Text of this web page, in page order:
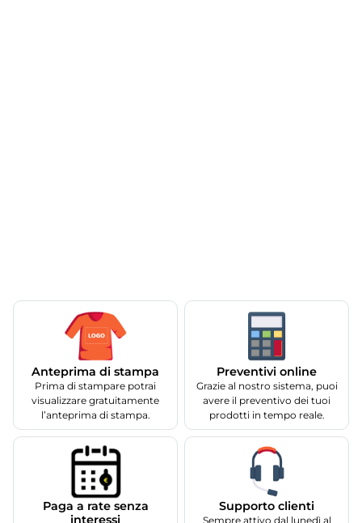
Anteprima di stampa
Prima di stampare potrai
visualizzare gratuitamente
l’anteprima di stampa.
Preventivi online
Grazie al nostro sistema, puoi
avere il preventivo dei tuoi
prodotti in tempo reale.
Paga a rate senza
Supporto clienti
Sempre attivo dal lunedì al